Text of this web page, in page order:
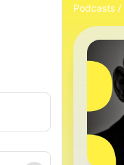
Podcasts